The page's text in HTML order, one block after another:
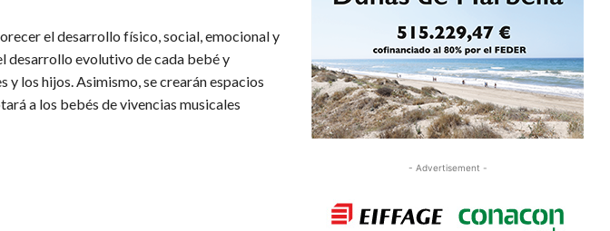
el desarrollo físico, social, emocional y
desarrollo evolutivo de cada bebé y
los hijos. Asimismo, se crearán espacios
a los bebés de vivencias musicales
- Advertisement -